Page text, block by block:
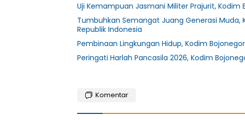
Uji Kemampuan Jasmani Militer Prajurit, Kodim
Tumbuhkan Semangat Juang Generasi Muda,
Republik Indonesia
Pembinaan Lingkungan Hidup, Kodim
Peringati Harlah Pancasila 2026, Kodim
Komentar